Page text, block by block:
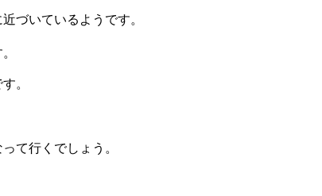
づいているようです。
。
て行くでしょう。